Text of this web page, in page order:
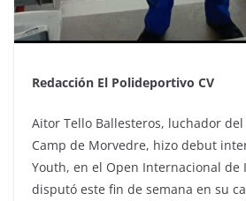
Redacción El Polideportivo CV
Aitor Tello Ballesteros, luchador
Camp de Morvedre, hizo debut
Youth, en el Open Internacional de
disputó este fin de semana en su